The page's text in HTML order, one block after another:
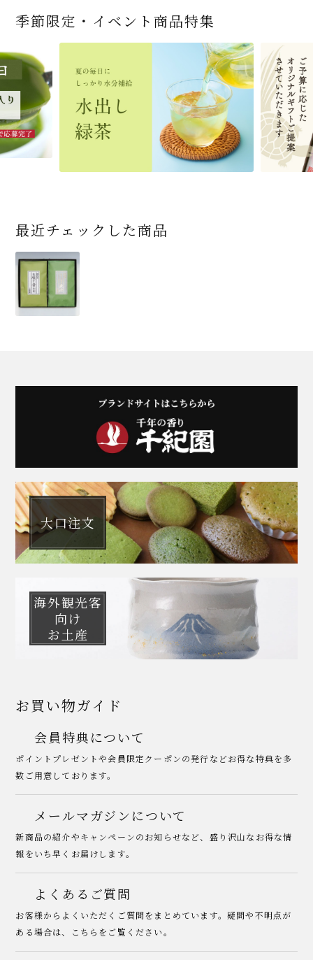
宇治抹茶だいふく 和
三盆仕立て 6個入
2,592 (税込)
お茶屋の京都 宇治抹
1,743 (税込)
宇治抹茶 濃チーズケ
ーキ 『抹茶まる』 1セ
ット6個入
3,240 (税込)
商品一覧はこちら
桜茶（さくら茶）28ｇ
（7人前後） ＊神奈川
県小田原市の八重桜
です
454 (税込)
『釜炒りむぎ茶』 10g
324 (税込)
緑茶ティーパック（セ
ンパックシリーズ） 5g
×50袋
864 (税込)
商品一覧はこちら
宇治抹茶そば3袋・そ
ばつゆ6袋（6人前）セ
ット 化粧箱（カート
ン/ギフトボックス）
3,032 (税込)
【送料込み】宇治抹茶
そば160ｇ×2袋（4人
前）＋特撰そばつゆ4
個（ポスト便）
2,028 (税込)
宇治抹茶そば２袋・そ
ばつゆ４袋（４人前）
竹かごセット
2,278 (税込)
商品一覧はこちら
老舗茶舗の宇治抹茶
かすていらと宇治冠煎
茶の詰合せ
4,112 (税込)
宇治抹茶焼き菓子詰
4,511 (税込)
老舗茶舗のひやひやス
イーツセット 3種6個
3,356 (税込)
商品一覧はこちら
茶道具 帛紗 ふくさ 無
地 正絹帛紗 7匁(もん
め) (朱・赤・紫) (ポス
ト便対応可)
4,730 (税込)
茶道具 扇子（せんす）
扇子 利休百首 白竹 6
1,716 (税込)
おとなのお稽古セット
女子用 裏千家 茶道具
16,500 (税込)
商品一覧はこちら
季節限定・イベント商品特集
最近チェックした商品
大口注文
海外観光客
向け
お土産
お買い物ガイド
会員特典について
ポイントプレゼントや会員限定クーポンの発行などお得な特典を多
数ご用意しております。
メールマガジンについて
新商品の紹介やキャンペーンのお知らせなど、盛り沢山なお得な情
報をいち早くお届けします。
よくあるご質問
お客様からよくいただくご質問をまとめています。疑問や不明点が
ある場合は、こちらをご覧ください。